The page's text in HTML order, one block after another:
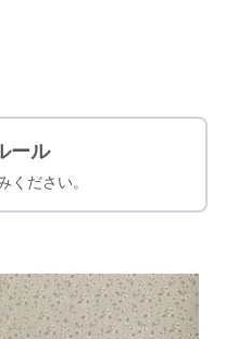
ール
ください。